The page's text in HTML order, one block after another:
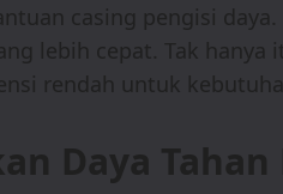
casing pengisi
lebih cepat. Tak
rendah untuk
Daya